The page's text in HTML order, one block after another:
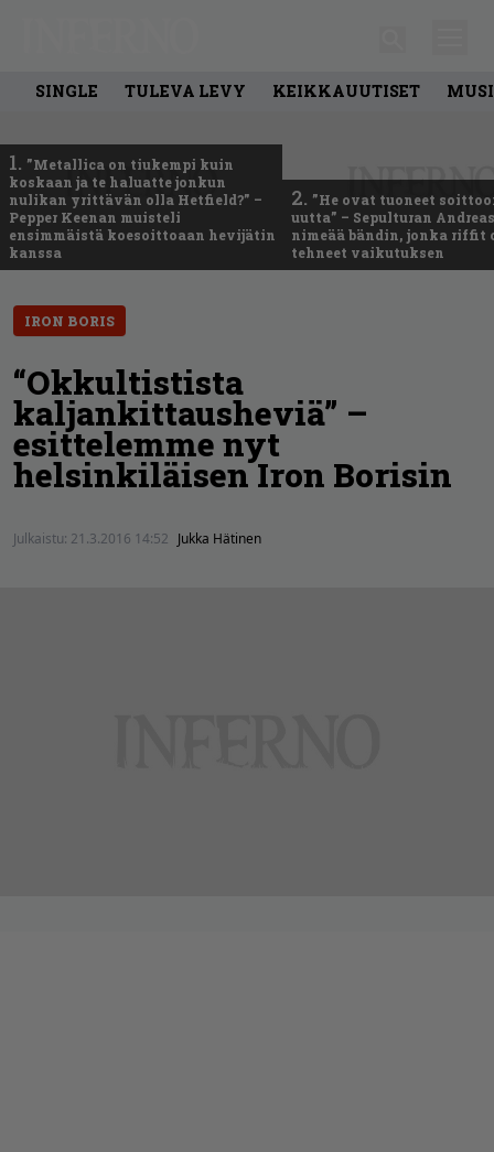
SINGLE TULEVA LEVY KEIKKAUUTISET
1. ”Metallica on tiukempi kuin
koskaan ja te haluatte jonkun
nulikan yrittävän olla Hetfield?” –
Pepper Keenan muisteli
ensimmäistä koesoittoaan hevijätin
kanssa
2. ”He ovat tuoneet
uutta” – Sepulturan
nimeää bändin, jonka riffit
tehneet vaikutuksen
IRON BORIS
“Okkultistista
kaljankittausheviä” –
esittelemme nyt
helsinkiläisen Iron Borisin
Julkaistu: 21.3.2016 14:52 Jukka Hätinen